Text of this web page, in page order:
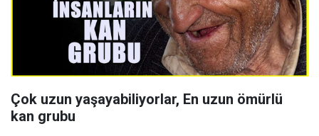
Çok uzun yaşayabiliyorlar, En uzun ömürlü
kan grubu